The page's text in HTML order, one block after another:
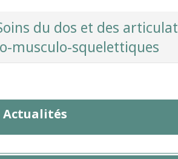
du dos et des
musculo-squelettiques
Actualités